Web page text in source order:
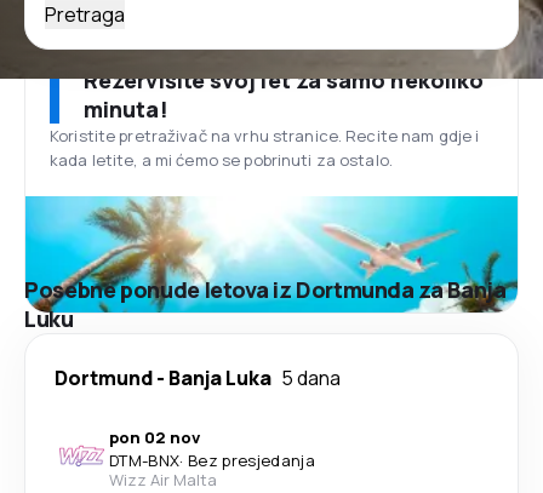
Pretraga
Rezervišite svoj let za samo nekoliko
minuta!
Koristite pretraživač na vrhu stranice. Recite nam gdje i
kada letite, a mi ćemo se pobrinuti za ostalo.
Posebne ponude letova iz Dortmunda za Banja
Luku
Dortmund- Banja Luka 5 dana
pon 02 nov
DTM-BNX· Bez presjedanja
Wizz Air Malta